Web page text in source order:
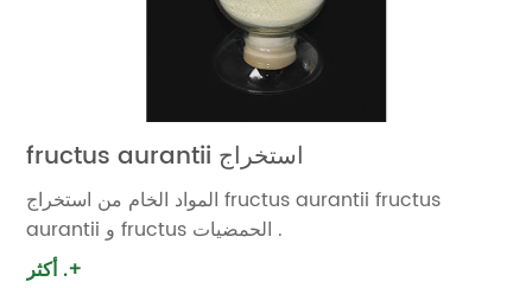
fructus aurantii استخراج
المواد الخام من استخراج fructus aurantii fructus
aurantii و fructus الحمضيات .
أكثر .+